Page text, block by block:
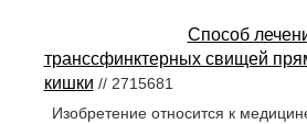
Способ
транссфинктерных свищей
кишки // 2715681
Изобретение относится к